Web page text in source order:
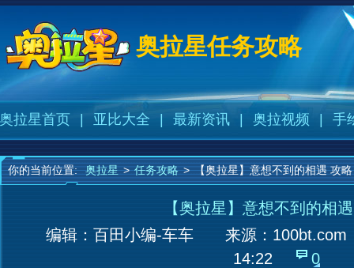
奥拉星任务攻略
奥拉星首页 亚比大全 最新资讯 奥拉视频 手
你的当前位置: 奥拉星 > 任务攻略 > 【奥拉星】意想不到的相遇 攻略
【奥拉星】意想不到的相
编辑：百田小编-车车
来源： 100bt.com
14:22
0